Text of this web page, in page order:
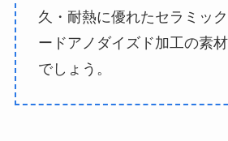
久・耐熱に優れたセラミッ
ードアノダイズド加工の素
でしょう。